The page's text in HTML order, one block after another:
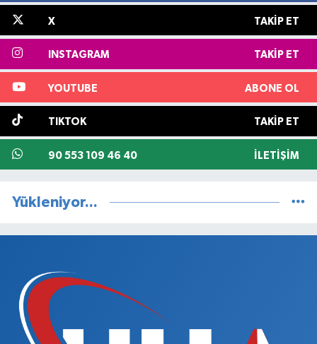
X TAKIP ET
INSTAGRAM TAKIP ET
YOUTUBE ABONE OL
TIKTOK TAKIP ET
90 553 109 46 40 İLETIŞIM
Yükleniyor...